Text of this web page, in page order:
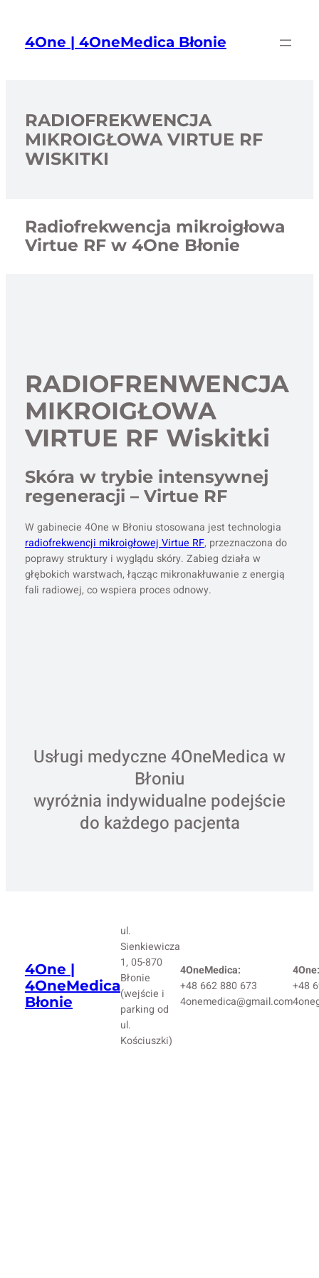
treści4One | 4OneMedica Błonie
RADIOFREKWENCJA
MIKROIGŁOWA VIRTUE RF
WISKITKI
Radiofrekwencja mikroigłowa
Virtue RF w 4One Błonie
RADIOFRENWENCJA
MIKROIGŁOWA
VIRTUE RF Wiskitki
Skóra w trybie intensywnej
regeneracji – Virtue RF
W gabinecie 4One w Błoniu stosowana jest technologia
radiofrekwencji mikroigłowej Virtue RF, przeznaczona do
poprawy struktury i wyglądu skóry. Zabieg działa w
głębokich warstwach, łącząc mikronakłuwanie z energią
fali radiowej, co wspiera proces odnowy.
Usługi medyczne 4OneMedica w
Błoniu
wyróżnia indywidualne podejście
do każdego pacjenta
4One |
4OneMedica
Błonie
ul.
Sienkiewicza
1, 05-870
Błonie
(wejście i
parking od
ul.
Kościuszki)
4OneMedica:
+48 662 880 673
4onemedica@gmail.com
4One:
+48